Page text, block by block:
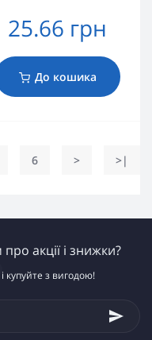
25.66 грн
До кошика
6 > >|
акції і знижки?
купуйте з вигодою!